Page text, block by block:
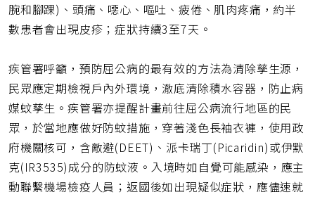
腕和腳踝)、頭痛、噁心、嘔吐、疲倦、肌肉疼痛，約半
數患者會出現皮疹；症狀持續3至7天。
疾管署呼籲，預防屈公病的最有效的方法為清除孳生源，
民眾應定期檢視戶內外環境，澈底清除積水容器，防止病
媒蚊孳生。疾管署亦提醒計畫前往屈公病流行地區的民
眾，於當地應做好防蚊措施，穿著淺色長袖衣褲，使用政
府機關核可，含敵避(DEET)、派卡瑞丁(Picaridin)或伊默
克(IR3535)成分的防蚊液。入境時如自覺可能感染，應主
動聯繫機場檢疫人員；返國後如出現疑似症狀，應儘速就